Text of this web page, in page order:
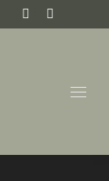
Instagram
new